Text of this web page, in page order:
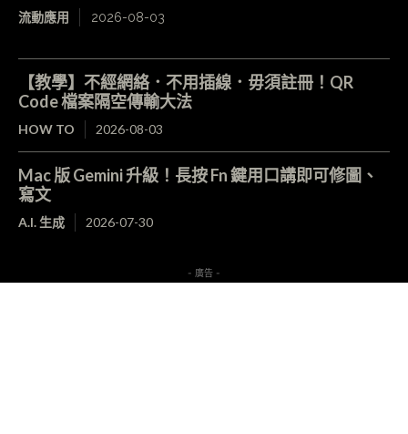
流動應用 2026-08-03
【教學】不經網絡．不用插線．毋須註冊！QR
Code 檔案隔空傳輸大法
HOW TO 2026-08-03
Mac 版 Gemini 升級！長按 Fn 鍵用口講即可修圖、
寫文
A.I. 生成 2026-07-30
- 廣告 -